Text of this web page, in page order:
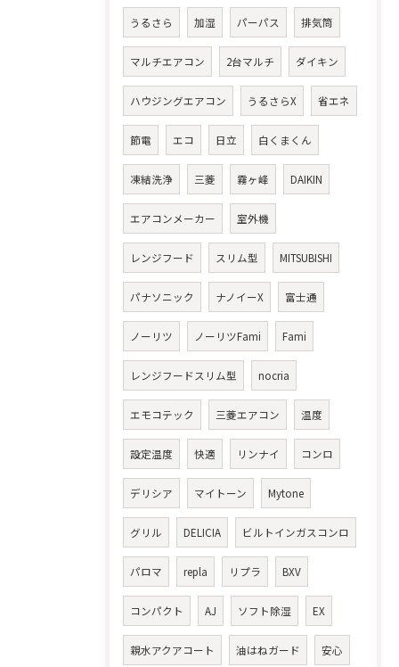
うるさら 加湿 パーパス 排気筒
マルチエアコン 2台マルチ ダイキン
ハウジングエアコン うるさらX 省エネ
節電 エコ 日立 白くまくん
凍結洗浄 三菱 霧ヶ峰 DAIKIN
エアコンメーカー 室外機
レンジフード スリム型 MITSUBISHI
パナソニック ナノイーX 富士通
ノーリツ ノーリツFami Fami
レンジフードスリム型 nocria
エモコテック 三菱エアコン 温度
設定温度 快適 リンナイ コンロ
デリシア マイトーン Mytone
グリル DELICIA ビルトインガスコンロ
パロマ repla リプラ BXV
コンパクト AJ ソフト除湿 EX
親水アクアコート 油はねガード 安心